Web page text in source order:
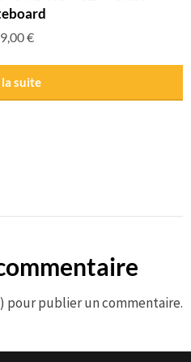
€
suite
pour publier un commentaire.